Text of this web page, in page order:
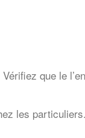
que le
les